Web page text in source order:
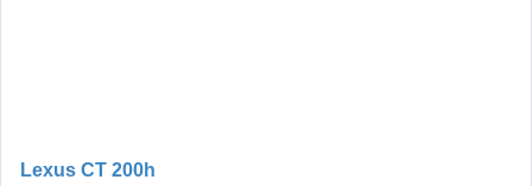
Lexus CT 200h